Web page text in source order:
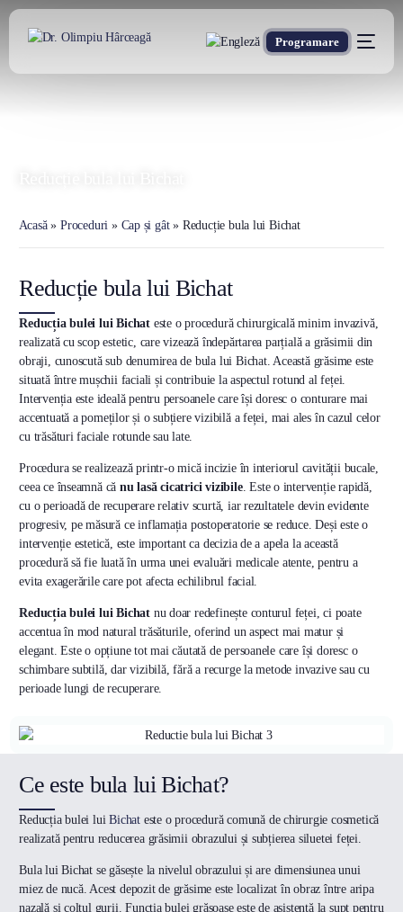
Programare
Acasă»Proceduri » Cap și gât» Reducție bula lui Bichat
Reducție bula lui Bichat
Reducția bulei lui Bichateste o procedură chirurgicală minim invazivă,
realizată cu scop estetic, care vizează îndepărtarea parțială a grăsimii din
obraji, cunoscută sub denumirea de bula lui Bichat. Această grăsime este
situată între mușchii faciali și contribuie la aspectul rotund al feței.
Intervenția este ideală pentru persoanele care își doresc o conturare mai
accentuată a pomeților și o subțiere vizibilă a feței, mai ales în cazul celor
cu trăsături faciale rotunde sau late.
Procedura se realizează printr-o mică incizie în interiorul cavității bucale,
ceea ce înseamnă cănu lasă cicatrici vizibile. Este o intervenție rapidă,
cu o perioadă de recuperare relativ scurtă, iar rezultatele devin evidente
progresiv, pe măsură ce inflamația postoperatorie se reduce. Deși este o
intervenție estetică, este important ca decizia de a apela la această
procedură să fie luată în urma unei evaluări medicale atente, pentru a
evita exagerările care pot afecta echilibrul facial.
Reducția bulei lui Bichatnu doar redefinește conturul feței, ci poate
accentua în mod natural trăsăturile, oferind un aspect mai matur și
elegant. Este o opțiune tot mai căutată de persoanele care își doresc o
schimbare subtilă, dar vizibilă, fără a recurge la metode invazive sau cu
perioade lungi de recuperare.
Ce este bula lui Bichat?
Reducția bulei luiBichateste o procedură comună de chirurgie cosmetică
realizată pentru reducerea grăsimii obrazului și subțierea siluetei feței.
Bula lui Bichat se găsește la nivelul obrazului și are dimensiunea unui
miez de nucă. Acest depozit de grăsime este localizat în obraz între aripa
nazală și colțul gurii. Funcția bulei grăsoase este de asistență la supt pentru